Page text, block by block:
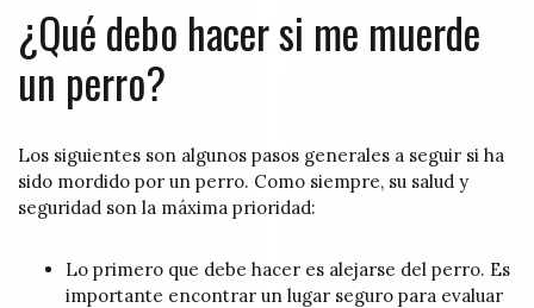
¿Qué debo hacer si me muerde
un perro?
Los siguientes son algunos pasos generales a seguir si ha
sido mordido por un perro. Como siempre, su salud y
seguridad son la máxima prioridad:
Lo primero que debe hacer es alejarse del perro. Es
importante encontrar un lugar seguro para evaluar